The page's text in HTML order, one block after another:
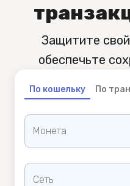
Защитите
обеспечьте
По кошельку По
Монета
Сеть